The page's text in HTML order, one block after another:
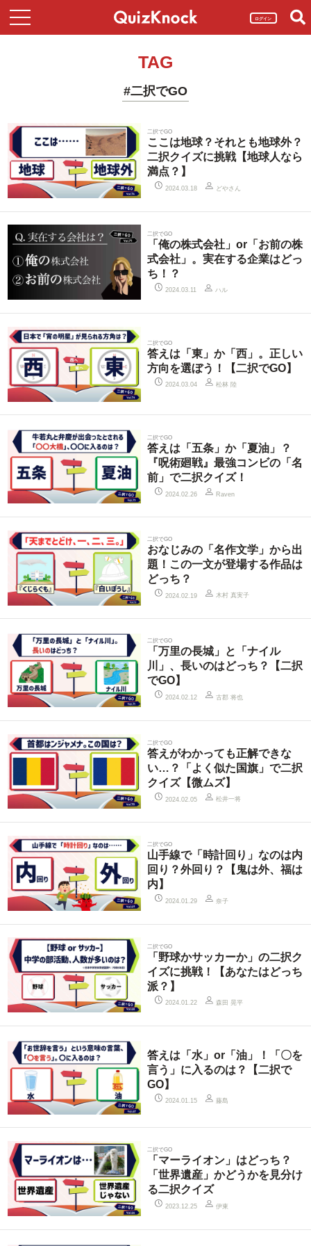
ログイン
TAG
#二択でGO
二択でGO
ここは地球？それとも地球外？
二択クイズに挑戦【地球人なら
満点？】
2024.03.18 どやさん
二択でGO
「俺の株式会社」or「お前の株
式会社」。実在する企業はどっ
ち！？
2024.03.11 ハル
二択でGO
答えは「東」か「西」。正しい
方向を選ぼう！【二択でGO】
2024.03.04 松林 陸
二択でGO
答えは「五条」か「夏油」？
『呪術廻戦』最強コンビの「名
前」で二択クイズ！
2024.02.26 Raven
二択でGO
おなじみの「名作文学」から出
題！この一文が登場する作品は
どっち？
2024.02.19 木村 真実子
二択でGO
「万里の長城」と「ナイル
川」、長いのはどっち？【二択
でGO】
2024.02.12 古郡 将也
二択でGO
答えがわかっても正解できな
い…？「よく似た国旗」で二択
クイズ【微ムズ】
2024.02.05 松井一将
二択でGO
山手線で「時計回り」なのは内
回り？外回り？【鬼は外、福は
内】
2024.01.29 奈子
二択でGO
「野球かサッカーか」の二択ク
イズに挑戦！【あなたはどっち
派？】
2024.01.22 森田 晃平
答えは「水」or「油」！「〇を
言う」に入るのは？【二択で
GO】
2024.01.15 藤島
二択でGO
「マーライオン」はどっち？
「世界遺産」かどうかを見分け
る二択クイズ
2023.12.25 伊東